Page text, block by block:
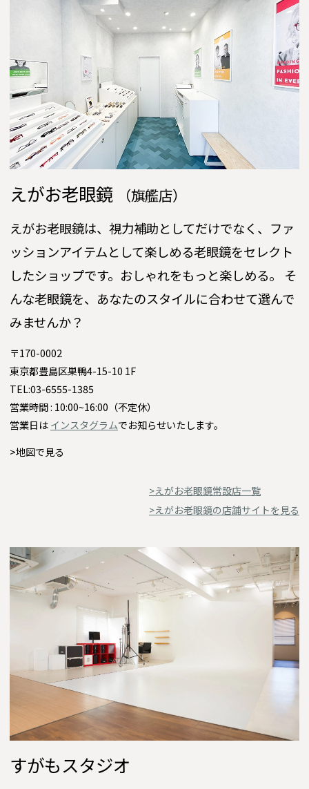
えがお老眼鏡 （旗艦店）
えがお老眼鏡は、視力補助としてだけでなく、ファ
ッションアイテムとして楽しめる老眼鏡をセレクト
したショップです。おしゃれをもっと楽しめる。 そ
んな老眼鏡を、あなたのスタイルに合わせて選んで
みませんか？
〒170-0002
東京都豊島区巣鴨4-15-10 1F
TEL:03-6555-1385
営業時間 : 10:00~16:00（不定休）
営業日はインスタグラムでお知らせいたします。
>地図で見る
>えがお老眼鏡常設店一覧
>えがお老眼鏡の店舗サイトを見る
すがもスタジオ